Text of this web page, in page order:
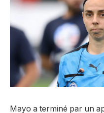
Mayo a terminé par un